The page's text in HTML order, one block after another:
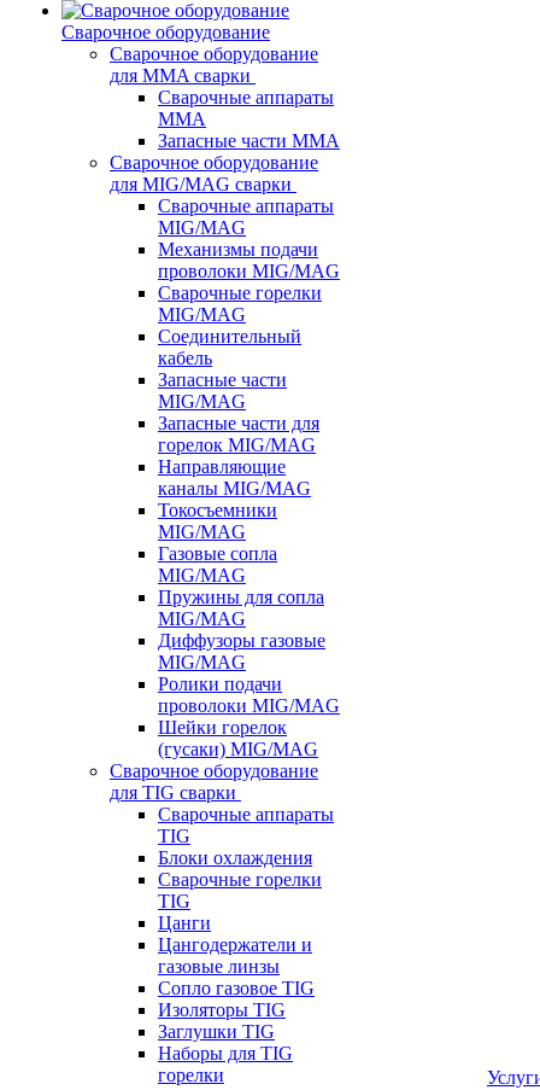
Сварочное оборудование
Сварочное оборудование
для MMA сварки
Сварочные аппараты
MMA
Запасные части MMA
Сварочное оборудование
для MIG/MAG сварки
Сварочные аппараты
MIG/MAG
Механизмы подачи
проволоки MIG/MAG
Сварочные горелки
MIG/MAG
Соединительный
кабель
Запасные части
MIG/MAG
Запасные части для
горелок MIG/MAG
Направляющие
каналы MIG/MAG
Токосъемники
MIG/MAG
Газовые сопла
MIG/MAG
Пружины для сопла
MIG/MAG
Диффузоры газовые
MIG/MAG
Ролики подачи
проволоки MIG/MAG
Шейки горелок
(гусаки) MIG/MAG
Сварочное оборудование
для TIG сварки
Сварочные аппараты
TIG
Блоки охлаждения
Сварочные горелки
TIG
Цанги
Цангодержатели и
газовые линзы
Сопло газовое TIG
Изоляторы TIG
Заглушки TIG
Наборы для TIG
горелки